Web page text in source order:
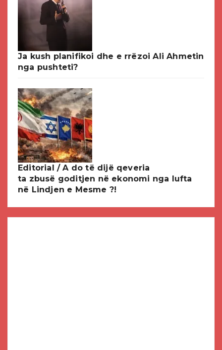
Ja kush planifikoi dhe e rrëzoi Ali Ahmetin
nga pushteti?
Editorial / A do të dijë qeveria
ta zbusë goditjen në ekonomi nga lufta
në Lindjen e Mesme ?!